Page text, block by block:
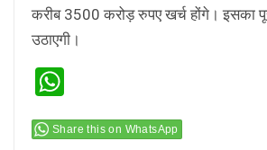
करीब 3500 करोड़ रुपए खर्च होंगे। इसका
उठाएगी।
Share this on WhatsApp